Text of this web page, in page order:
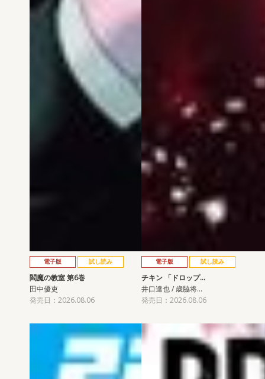
電子版 試し読み
閻魔の教室 第6巻
田中優吏
発売日：2026.08.06
電子版 試し読み
チキン 「ドロップ…
井口達也 / 歳脇将…
発売日：2026.08.06